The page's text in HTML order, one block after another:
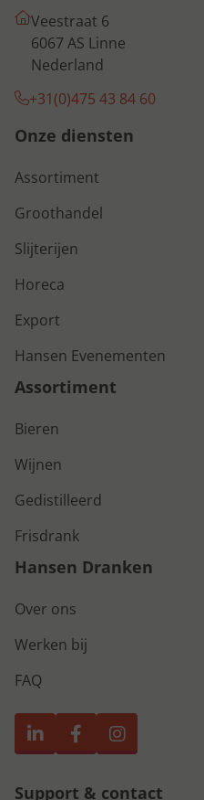
Veestraat 6
6067 AS Linne
Nederland
+31(0)475 43 84 60
Onze diensten
Assortiment
Groothandel
Slijterijen
Horeca
Export
Hansen Evenementen
Assortiment
Bieren
Wijnen
Gedistilleerd
Frisdrank
Hansen Dranken
Over ons
Werken bij
FAQ
Support & contact